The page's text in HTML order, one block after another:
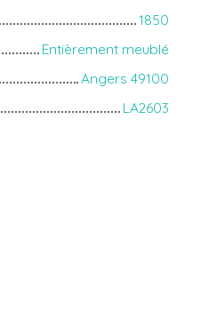
1850
Entièrement meublé
Angers 49100
LA2603